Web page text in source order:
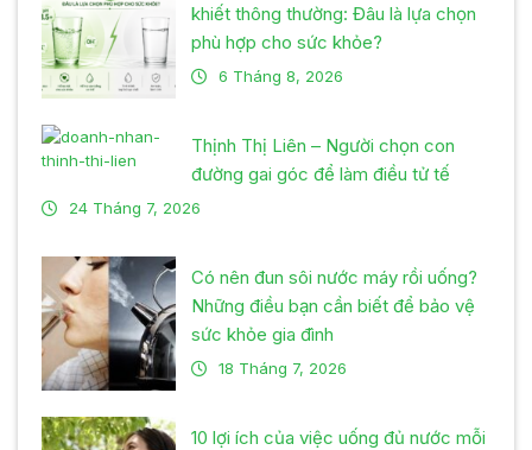
khiết thông thường: Đâu là lựa chọn
phù hợp cho sức khỏe?
6 Tháng 8, 2026
Thịnh Thị Liên – Người chọn con
đường gai góc để làm điều tử tế
24 Tháng 7, 2026
Có nên đun sôi nước máy rồi uống?
Những điều bạn cần biết để bảo vệ
sức khỏe gia đình
18 Tháng 7, 2026
10 lợi ích của việc uống đủ nước mỗi